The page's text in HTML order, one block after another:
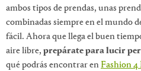
ambos tipos de prendas, unas
combinadas siempre en el mundo
fácil. Ahora que llega el buen
aire libre, prepárate para lucir
qué podrás encontrar enFashion 4